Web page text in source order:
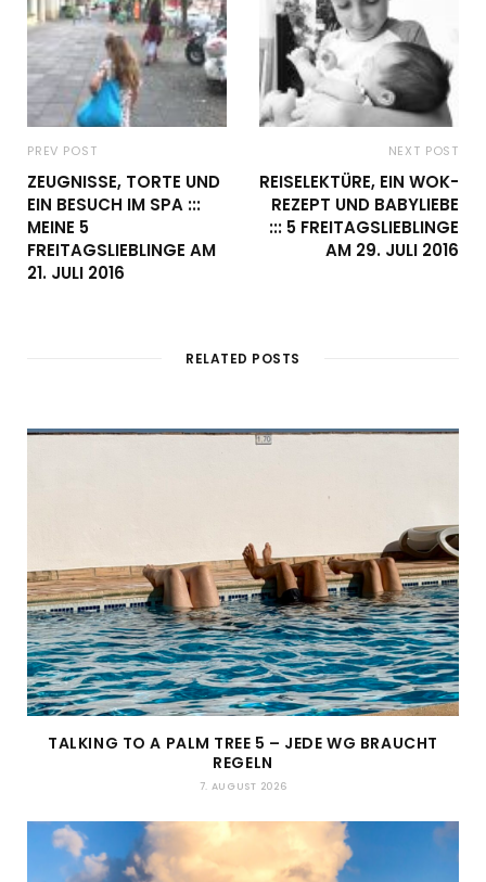
PREV POST
ZEUGNISSE, TORTE UND
EIN BESUCH IM SPA :::
MEINE 5
FREITAGSLIEBLINGE AM
21. JULI 2016
NEXT POST
REISELEKTÜRE, EIN WOK-
REZEPT UND BABYLIEBE
::: 5 FREITAGSLIEBLINGE
AM 29. JULI 2016
RELATED POSTS
TALKING TO A PALM TREE 5 – JEDE WG BRAUCHT
REGELN
7. AUGUST 2026